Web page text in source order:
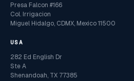
Presa Falcon #166
Col. Irrigacion
Miguel Hidalgo, CDMX, Mexico 11500
USA
282 Ed English Dr
Ste A
Shenandoah, TX 77385